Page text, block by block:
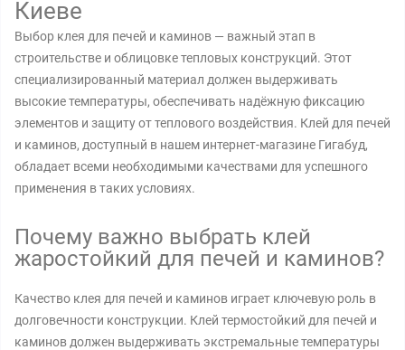
Киеве
Выбор клея для печей и каминов — важный этап в
строительстве и облицовке тепловых конструкций. Этот
специализированный материал должен выдерживать
высокие температуры, обеспечивать надёжную фиксацию
элементов и защиту от теплового воздействия. Клей для печей
и каминов, доступный в нашем интернет-магазине Гигабуд,
обладает всеми необходимыми качествами для успешного
применения в таких условиях.
Почему важно выбрать клей
жаростойкий для печей и каминов?
Качество клея для печей и каминов играет ключевую роль в
долговечности конструкции. Клей термостойкий для печей и
каминов должен выдерживать экстремальные температуры